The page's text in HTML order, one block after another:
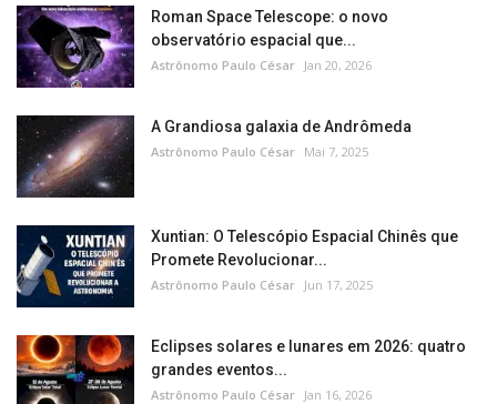
Roman Space Telescope: o novo
observatório espacial que...
Astrônomo Paulo César Jan 20, 2026
A Grandiosa galaxia de Andrômeda
Astrônomo Paulo César Mai 7, 2025
Xuntian: O Telescópio Espacial Chinês que
Promete Revolucionar...
Astrônomo Paulo César Jun 17, 2025
Eclipses solares e lunares em 2026: quatro
grandes eventos...
Astrônomo Paulo César Jan 16, 2026